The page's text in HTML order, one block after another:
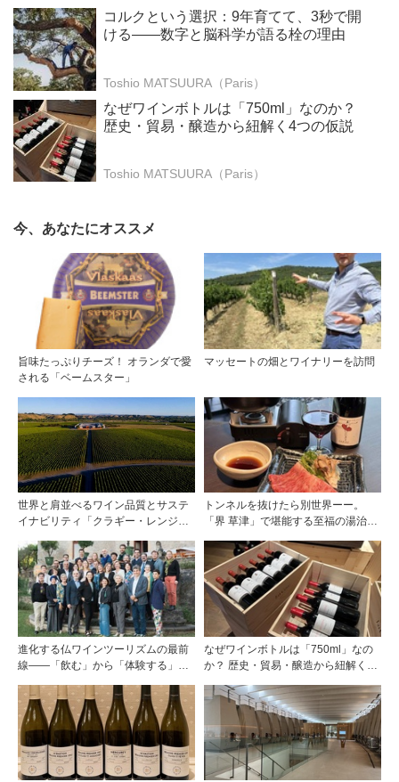
コルクという選択：9年育てて、3秒で開
ける——数字と脳科学が語る栓の理由
Toshio MATSUURA（Paris）
なぜワインボトルは「750ml」なのか？
歴史・貿易・醸造から紐解く4つの仮説
Toshio MATSUURA（Paris）
今、あなたにオススメ
旨味たっぷりチーズ！ オランダで愛
される「ベームスター」
マッセートの畑とワイナリーを訪問
世界と肩並べるワイン品質とサステ
イナビリティ「クラギー・レンジ」
トンネルを抜けたら別世界ーー。
「界 草津」で堪能する至福の湯治と
進化する仏ワインツーリズムの最前
線――「飲む」から「体験する」プ
フランスのドメーヌグループ組織が
描く、五感で深掘りする次世代のテ
ロワール体験
なぜワインボトルは「750ml」なの
か？ 歴史・貿易・醸造から紐解く4